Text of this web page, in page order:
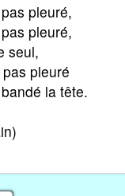
pleuré,
pleuré,
seul,
pleuré
la tête.